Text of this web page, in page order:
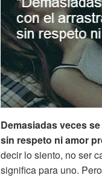
Demasiadas veces
sin respeto ni amor
decir lo siento, no ser
significa para uno.